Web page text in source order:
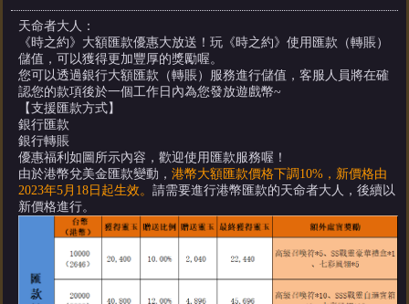
天命者大人：
《時之約》大額匯款優惠大放送！玩《時之約》使用匯款（轉賬）
儲值，可以獲得更加豐厚的獎勵喔。
您可以透過銀行大額匯款（轉賬）服務進行儲值，客服人員將在確
認您的款項後於一個工作日內為您發放遊戲幣~
【支援匯款方式】
銀行匯款
銀行轉賬
優惠福利如圖所示內容，歡迎使用匯款服務喔！
由於港幣兌美金匯款變動，港幣大額匯款價格下調10%，新價格由
2023年5月18日起生效。請需要進行港幣匯款的天命者大人，後續以
新價格進行。